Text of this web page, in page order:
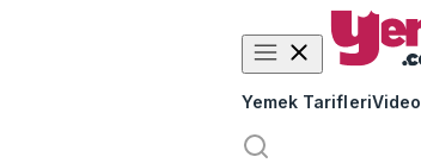
Yemek TarifleriVideo